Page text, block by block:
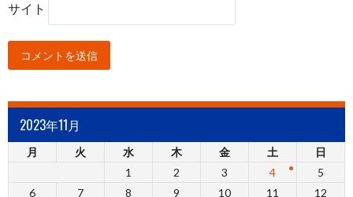
サイト
2023年11月
月 火 水 木 金 土 日
1 2 3 4
5
6
7 8 9 10 11
12